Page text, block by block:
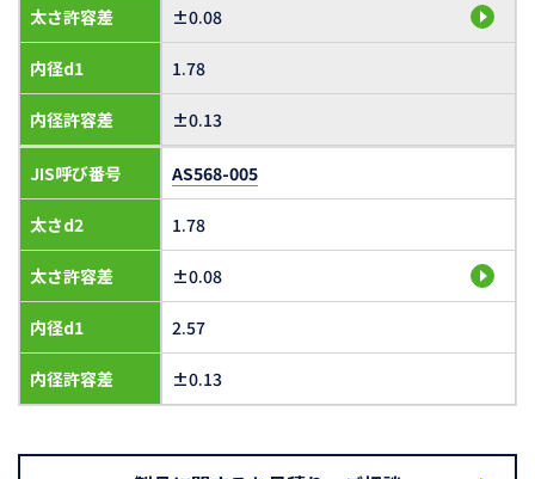
太さ許容差
内径d1
内径許容差
±0.08
1.78
±0.13
JIS呼び番号
太さd2
太さ許容差
内径d1
内径許容差
AS568-005
1.78
±0.08
2.57
±0.13